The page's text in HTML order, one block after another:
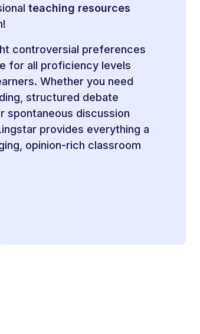
teaching resources
controversial preferences
for all proficiency levels
Whether you need
structured debate
spontaneous discussion
provides everything a
opinion-rich classroom